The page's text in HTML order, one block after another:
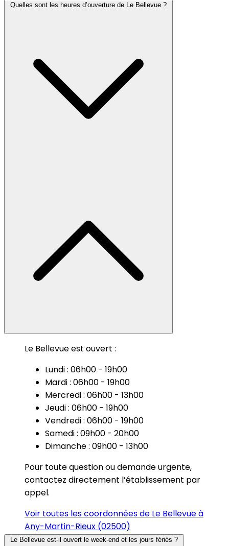
Quelles sont les heures d’ouverture de Le Bellevue ?
Le Bellevue est ouvert :
Lundi : 06h00 - 19h00
Mardi : 06h00 - 19h00
Mercredi : 06h00 - 13h00
Jeudi : 06h00 - 19h00
Vendredi : 06h00 - 19h00
Samedi : 09h00 - 20h00
Dimanche : 09h00 - 13h00
Pour toute question ou demande urgente,
contactez directement l’établissement par
appel.
Voir toutes les coordonnées de Le Bellevue à
Any-Martin-Rieux (02500)
Le Bellevue est-il ouvert le week-end et les jours fériés ?